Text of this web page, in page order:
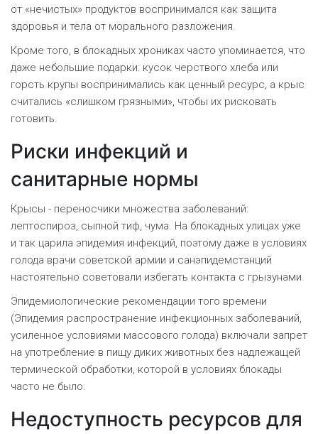
от «нечистых» продуктов воспринимался как защита
здоровья и тела от морального разложения.
Кроме того, в блокадных хрониках часто упоминается, что
даже небольшие подарки: кусок черствого хлеба или
горсть крупы воспринимались как ценный ресурс, а крыс
считались «слишком грязными», чтобы их рисковать
готовить.
Риски инфекций и
санитарные нормы
Крысы - переносчики множества заболеваний:
лептоспироз, сыпной тиф, чума. На блокадных улицах уже
и так царила эпидемия инфекций, поэтому даже в условиях
голода врачи советской армии и санэпидемстанций
настоятельно советовали избегать контакта с грызунами.
Эпидемиологические рекомендации того времени
(Эпидемия распространение инфекционных заболеваний,
усиленное условиями массового голода) включали запрет
на употребление в пищу диких животных без надлежащей
термической обработки, которой в условиях блокады
часто не было.
Недоступность ресурсов для